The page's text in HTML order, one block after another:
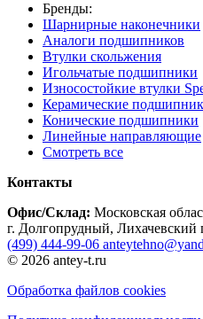
Бренды:
Шарнирные наконечники
Аналоги подшипников
Втулки скольжения
Игольчатые подшипники
Износостойкие втулки
Керамические
Конические подшипники
Линейные направляющие
Смотреть все
Контакты
Офис/Склад: Московская
г. Долгопрудный, Лихачевский
(499) 444-99-06
© 2026 antey-t.ru
Обработка файлов cookies